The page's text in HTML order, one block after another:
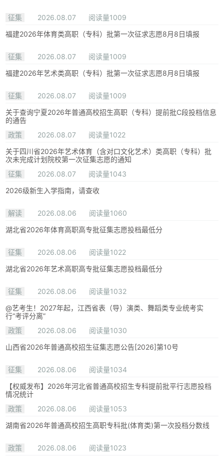
征集 2026.08.07
阅读量1009
福建2026年体育类高职（专科）批第一次征求志愿8月8日填报
征集 2026.08.07
阅读量1009
福建2026年艺术类高职（专科）批第一次征求志愿8月8日填报
征集 2026.08.07
阅读量1009
关于查询宁夏2026年普通高校招生高职（专科）提前批C段投档信息
的通告
政策
2026.08.07
阅读量1022
关于四川省2026年艺术体育（含对口文化艺术）类高职（专科）批
次未完成计划院校第一次征集志愿的通知
征集
2026.08.07
阅读量1043
2026级新生入学指南，请查收
解读 2026.08.06
阅读量1060
湖北省2026年体育高职高专批征集志愿投档最低分
征集 2026.08.06
阅读量1022
湖北省2026年艺术高职高专批征集志愿投档最低分
征集 2026.08.06
阅读量1032
@艺考生！2027年起，江西省表（导）演类、舞蹈类专业统考实
行“考评分离”
政策
2026.08.06
阅读量1030
山西省2026年普通高校招生征集志愿公告[2026]第10号
征集 2026.08.06
阅读量1034
【权威发布】2026年河北省普通高校招生专科提前批平行志愿投档
情况统计
政策
2026.08.06
阅读量1053
湖南省2026年普通高校招生高职专科批(体育类)第一次投档分数线
政策 2026.08.06
阅读量1023